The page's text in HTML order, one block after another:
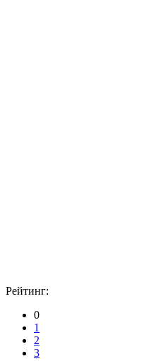
Рейтинг:
0
1
2
3